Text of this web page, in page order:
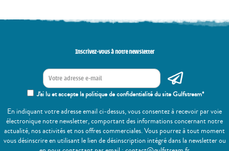
Inscrivez-vous à notre newsletter
J'ai lu et accepte la politique de confidentialité du site Gulfstream*
En indiquant votre adresse email ci-dessus, vous consentez à recevoir par voie
électronique notre newsletter, comportant des informations concernant notre
actualité, nos activités et nos offres commerciales. Vous pourrez à tout moment
vous désinscrire en utilisant le lien de désinscription intégré dans la newsletter ou